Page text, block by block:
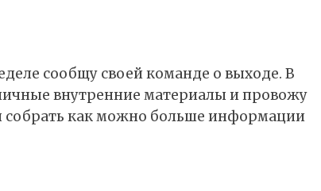
сообщу своей команде о выходе. В
внутренние материалы и провожу
собрать как можно больше информации